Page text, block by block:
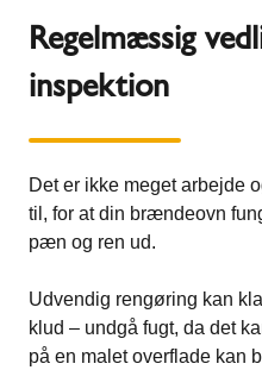
Regelmæssig
inspektion
Det er ikke meget arbejde
til, for at din brændeovn
pæn og ren ud.
Udvendig rengøring kan
klud – undgå fugt, da det
på en malet overflade kan